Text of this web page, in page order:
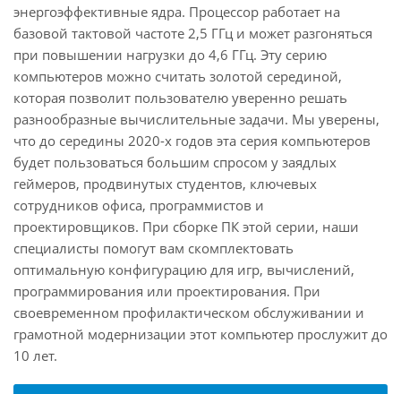
энергоэффективные ядра. Процессор работает на
базовой тактовой частоте 2,5 ГГц и может разгоняться
при повышении нагрузки до 4,6 ГГц. Эту серию
компьютеров можно считать золотой серединой,
которая позволит пользователю уверенно решать
разнообразные вычислительные задачи. Мы уверены,
что до середины 2020-х годов эта серия компьютеров
будет пользоваться большим спросом у заядлых
геймеров, продвинутых студентов, ключевых
сотрудников офиса, программистов и
проектировщиков. При сборке ПК этой серии, наши
специалисты помогут вам скомплектовать
оптимальную конфигурацию для игр, вычислений,
программирования или проектирования. При
своевременном профилактическом обслуживании и
грамотной модернизации этот компьютер прослужит до
10 лет.